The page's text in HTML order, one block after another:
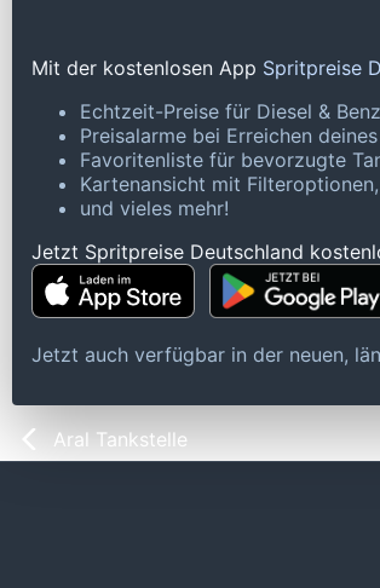
Mit der kostenlosen App Spritpreise
Echtzeit-Preise für Diesel &
Preisalarme bei Erreichen
Favoritenliste für bevorzugte
Kartenansicht mit
und vieles mehr!
Jetzt Spritpreise Deutschland
Jetzt auch verfügbar in der neuen,
Aral Tankstelle